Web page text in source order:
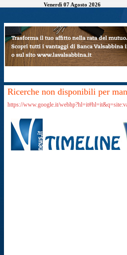
Venerdì 07 Agosto 2026
Ricerche non disponibili per
https://www.google.it/